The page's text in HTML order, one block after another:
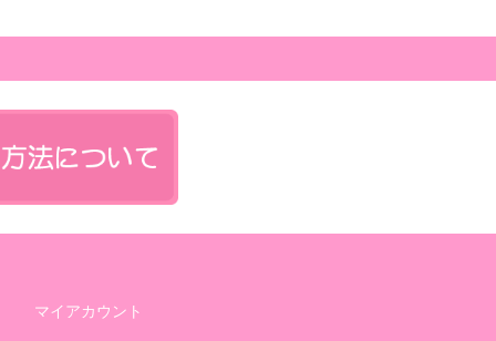
マイアカウント